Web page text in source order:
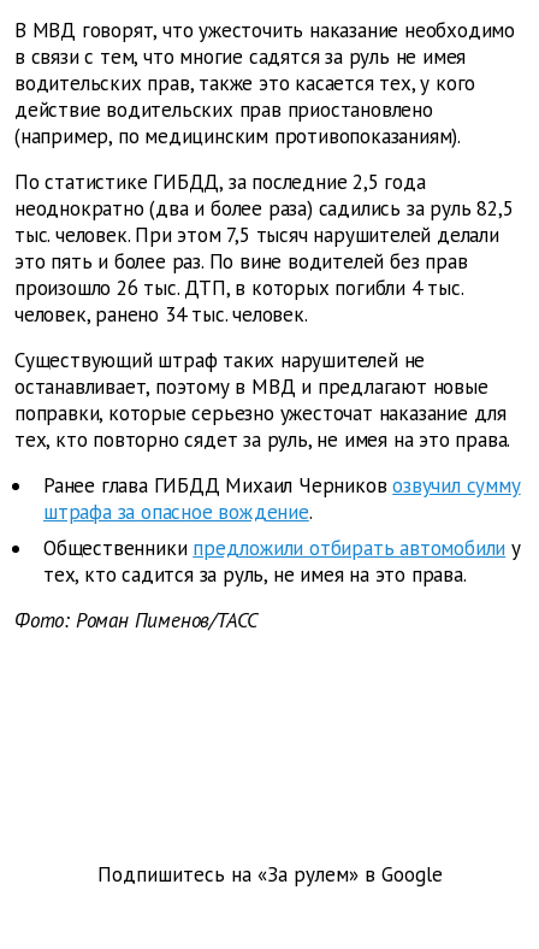
В МВД говорят, что ужесточить наказание необходимо
в связи с тем, что многие садятся за руль не имея
водительских прав, также это касается тех, у кого
действие водительских прав приостановлено
(например, по медицинским противопоказаниям).
По статистике ГИБДД, за последние 2,5 года
неоднократно (два и более раза) садились за руль 82,5
тыс. человек. При этом 7,5 тысяч нарушителей делали
это пять и более раз. По вине водителей без прав
произошло 26 тыс. ДТП, в которых погибли 4 тыс.
человек, ранено 34 тыс. человек.
Существующий штраф таких нарушителей не
останавливает, поэтому в МВД и предлагают новые
поправки, которые серьезно ужесточат наказание для
тех, кто повторно сядет за руль, не имея на это права.
Ранее глава ГИБДД Михаил Черников озвучил сумму
штрафа за опасное вождение.
Общественники предложили отбирать автомобили у
тех, кто садится за руль, не имея на это права.
Фото: Роман Пименов/ТАСС
Подпишитесь на «За рулем» в Google